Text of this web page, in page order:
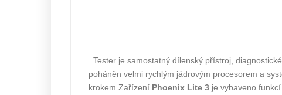
Tester je samostatný dílenský přístroj,
poháněn velmi rychlým jádrovým procesorem a
krokem Zařízení Phoenix Lite 3 je vybaveno funkcí